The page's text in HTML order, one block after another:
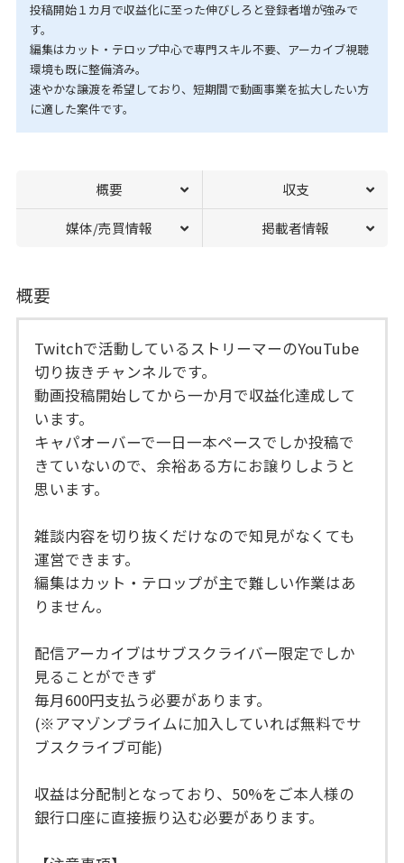
投稿開始１カ月で収益化に至った伸びしろと登録者増が強みで
す。
編集はカット・テロップ中心で専門スキル不要、アーカイブ視聴
環境も既に整備済み。
速やかな譲渡を希望しており、短期間で動画事業を拡大したい方
に適した案件です。
概要 収支
媒体/売買情報 掲載者情報
概要
Twitchで活動しているストリーマーのYouTube
切り抜きチャンネルです。
動画投稿開始してから一か月で収益化達成して
います。
キャパオーバーで一日一本ペースでしか投稿で
きていないので、余裕ある方にお譲りしようと
思います。
雑談内容を切り抜くだけなので知見がなくても
運営できます。
編集はカット・テロップが主で難しい作業はあ
りません。
配信アーカイブはサブスクライバー限定でしか
見ることができず
毎月600円支払う必要があります。
(※アマゾンプライムに加入していれば無料でサ
ブスクライブ可能)
収益は分配制となっており、50%をご本人様の
銀行口座に直接振り込む必要があります。